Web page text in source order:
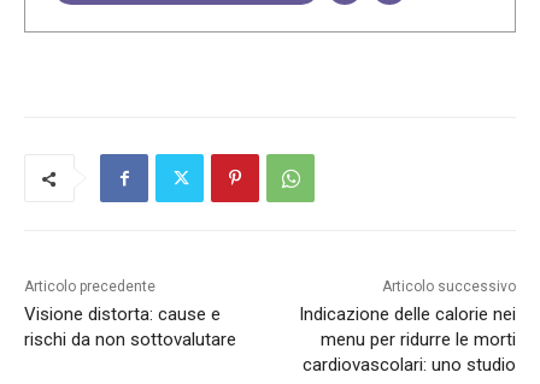
Articolo precedente
Visione distorta: cause e
rischi da non sottovalutare
Articolo successivo
Indicazione delle calorie nei
menu per ridurre le morti
cardiovascolari: uno studio